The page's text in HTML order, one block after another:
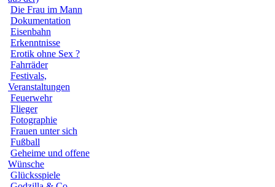
Die Frau im Mann
Dokumentation
Eisenbahn
Erkenntnisse
Erotik ohne Sex ?
Fahrräder
Festivals,
Veranstaltungen
Feuerwehr
Flieger
Fotographie
Frauen unter sich
Fußball
Geheime und offene
Wünsche
Glücksspiele